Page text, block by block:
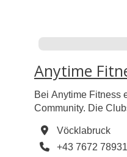
Anytime
Bei Anytime Fitness
Community. Die
Vöcklabruck
Telefon
+43 7672 78931